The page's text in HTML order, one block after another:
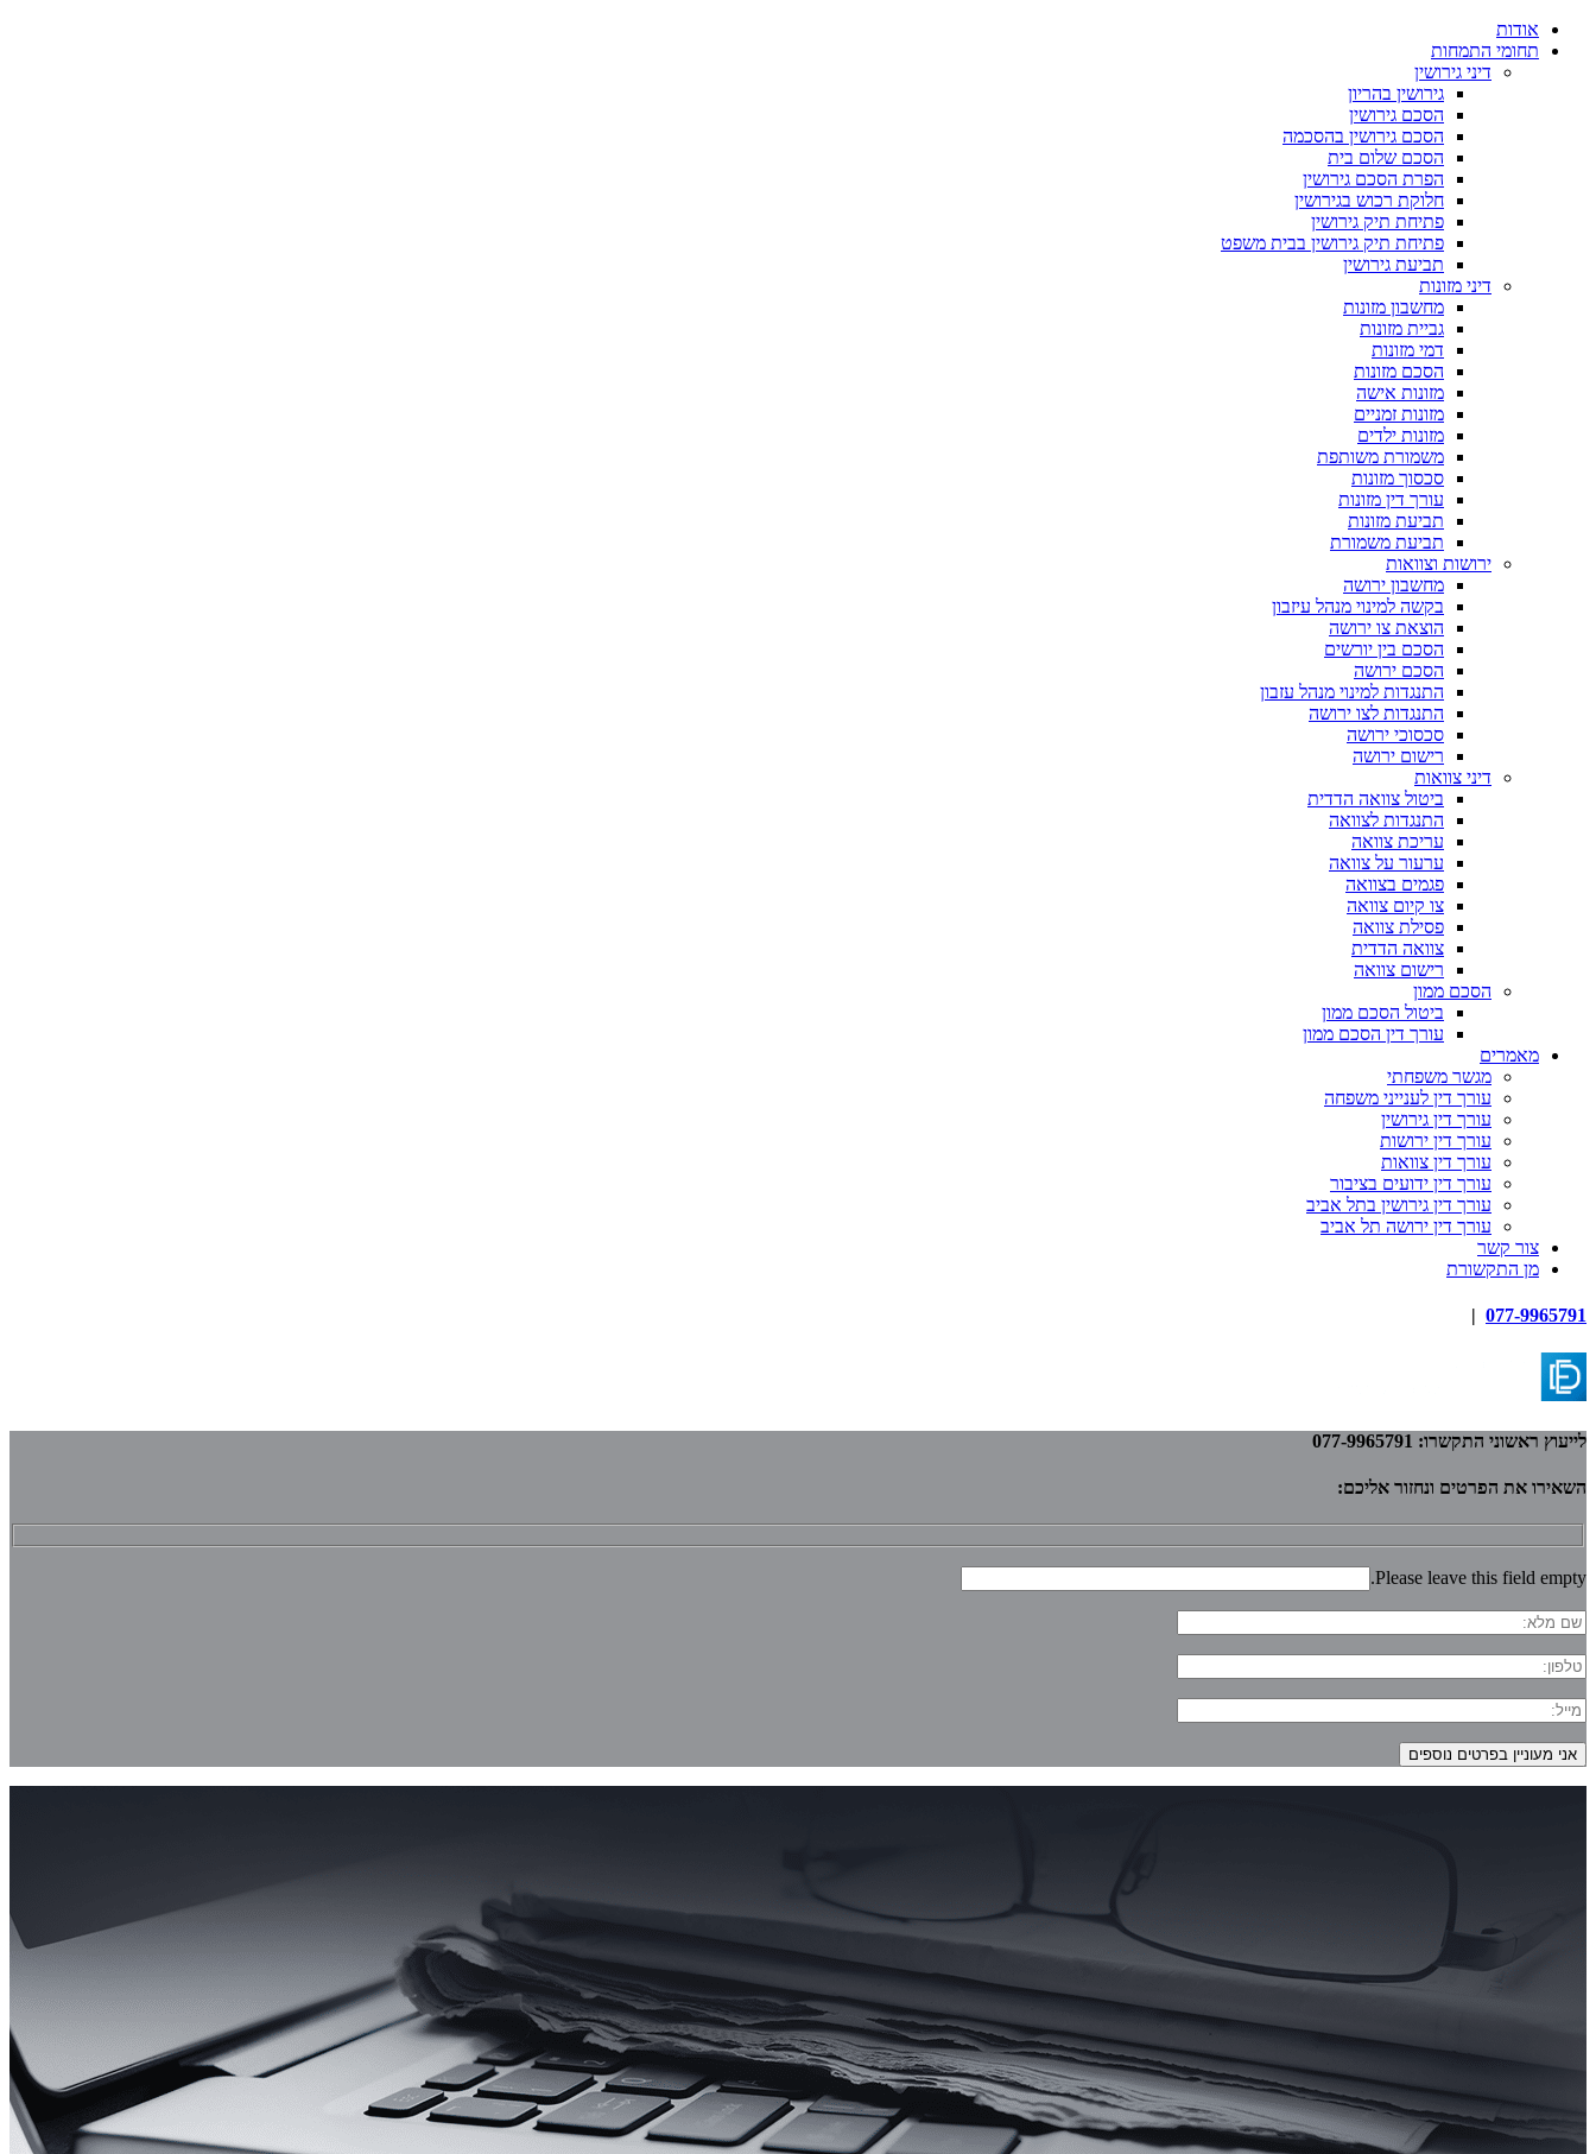
אודות
תחומי התמחות
דיני גירושין
גירושין בהריון
הסכם גירושין
הסכם גירושין בהסכמה
הסכם שלום בית
הפרת הסכם גירושין
חלוקת רכוש בגירושין
פתיחת תיק גירושין
פתיחת תיק גירושין בבית משפט
תביעת גירושין
דיני מזונות
מחשבון מזונות
גביית מזונות
דמי מזונות
הסכם מזונות
מזונות אישה
מזונות זמניים
מזונות ילדים
משמורת משותפת
סכסוך מזונות
עורך דין מזונות
תביעת מזונות
תביעת משמורת
ירושות וצוואות
מחשבון ירושה
בקשה למינוי מנהל עיזבון
הוצאת צו ירושה
הסכם בין יורשים
הסכם ירושה
התנגדות למינוי מנהל עזבון
התנגדות לצו ירושה
סכסוכי ירושה
רישום ירושה
דיני צוואות
ביטול צוואה הדדית
התנגדות לצוואה
עריכת צוואה
ערעור על צוואה
פגמים בצוואה
צו קיום צוואה
פסילת צוואה
צוואה הדדית
רישום צוואה
הסכם ממון
ביטול הסכם ממון
עורך דין הסכם ממון
מאמרים
מגשר משפחתי
עורך דין לענייני משפחה
עורך דין גירושין
עורך דין ירושות
עורך דין צוואות
עורך דין ידועים בציבור
עורך דין גירושין בתל אביב
עורך דין ירושה תל אביב
צור קשר
מן התקשורת
077-9965791
|
לייעוץ ראשוני התקשרו: 077-9965791
השאירו את הפרטים ונחזור אליכם:
Please leave this field empty.